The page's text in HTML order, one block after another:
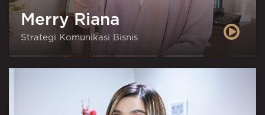
Merry Riana
Strategi Komunikasi Bisnis